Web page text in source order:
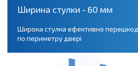
Ширина стулки - 60 мм
Широка стулка ефективно
по периметру двері